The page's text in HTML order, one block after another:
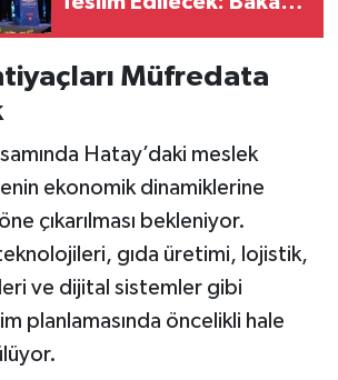
Müfredata
Hatay’daki meslek
ekonomik dinamiklerine
çıkarılması bekleniyor.
gıda üretimi, lojistik,
ve dijital sistemler gibi
planlamasında öncelikli hale